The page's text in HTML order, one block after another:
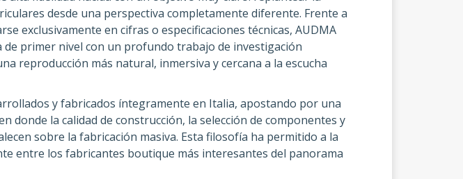
desde una perspectiva completamente diferente. Frente a
exclusivamente en cifras o especificaciones técnicas, AUDMA
primer nivel con un profundo trabajo de investigación
reproducción más natural, inmersiva y cercana a la escucha
y fabricados íntegramente en Italia, apostando por una
donde la calidad de construcción, la selección de componentes y
sobre la fabricación masiva. Esta filosofía ha permitido a la
entre los fabricantes boutique más interesantes del panorama